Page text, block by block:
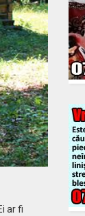
ar fi